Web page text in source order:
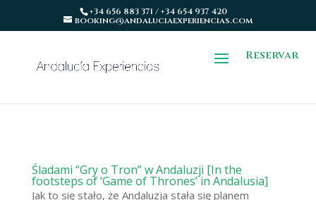
+34 656 883 371 / +34 654 937 420
booking@andaluciaexperiencias.com
Reservar
Śladami “Gry o Tron” w Andaluzji [In the
footsteps of ‘Game of Thrones’ in Andalusia]
Jak to się stało, że Andaluzja stała się planem